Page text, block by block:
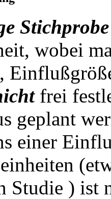
Stichprobe
wobei
frei
geplant
einer
Studie ) ist